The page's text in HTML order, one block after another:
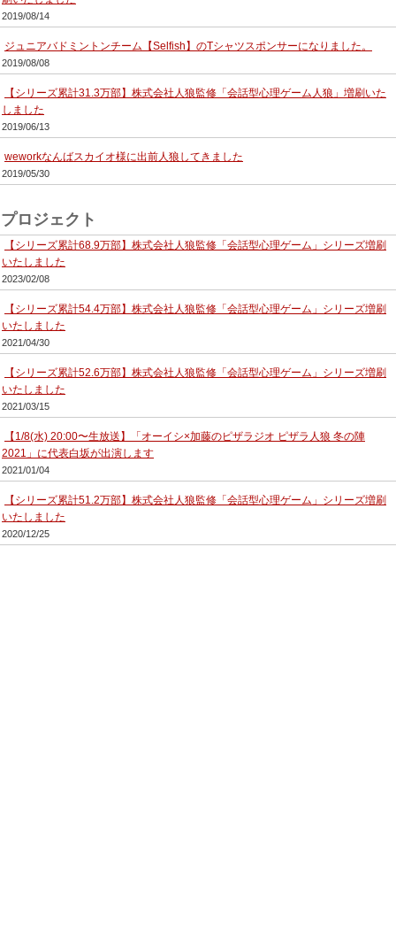
2019/08/14
ジュニアバドミントンチーム【Selfish】のTシャツスポンサーになりました。
2019/08/08
【シリーズ累計31.3万部】株式会社人狼監修「会話型心理ゲーム人狼」増刷いた
しました
2019/06/13
weworkなんばスカイオ様に出前人狼してきました
2019/05/30
プロジェクト
【シリーズ累計68.9万部】株式会社人狼監修「会話型心理ゲーム」シリーズ増刷
いたしました
2023/02/08
【シリーズ累計54.4万部】株式会社人狼監修「会話型心理ゲーム」シリーズ増刷
いたしました
2021/04/30
【シリーズ累計52.6万部】株式会社人狼監修「会話型心理ゲーム」シリーズ増刷
いたしました
2021/03/15
【1/8(水) 20:00〜生放送】「オーイシ×加藤のピザラジオ ピザラ人狼 冬の陣
2021」に代表白坂が出演します
2021/01/04
【シリーズ累計51.2万部】株式会社人狼監修「会話型心理ゲーム」シリーズ増刷
いたしました
2020/12/25